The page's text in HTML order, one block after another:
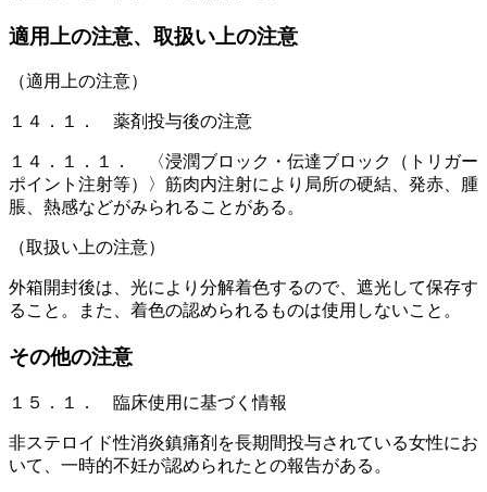
適用上の注意、取扱い上の注意
（適用上の注意）
１４．１． 薬剤投与後の注意
１４．１．１． 〈浸潤ブロック・伝達ブロック（トリガー
ポイント注射等）〉筋肉内注射により局所の硬結、発赤、腫
脹、熱感などがみられることがある。
（取扱い上の注意）
外箱開封後は、光により分解着色するので、遮光して保存す
ること。また、着色の認められるものは使用しないこと。
その他の注意
１５．１． 臨床使用に基づく情報
非ステロイド性消炎鎮痛剤を長期間投与されている女性にお
いて、一時的不妊が認められたとの報告がある。